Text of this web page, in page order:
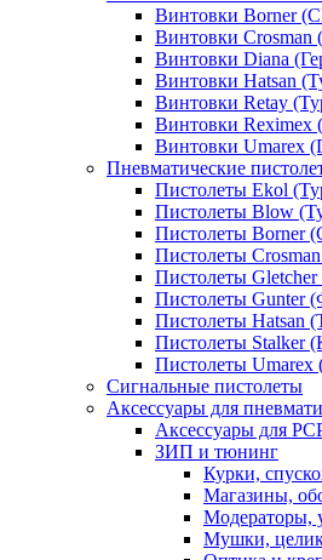
Винтовки Borner
Винтовки
Винтовки Diana
Винтовки Hatsan
Винтовки Retay
Винтовки Reximex
Винтовки Umarex
Пневматические
Пистолеты Ekol
Пистолеты Blow
Пистолеты
Пистолеты
Пистолеты
Пистолеты Gunter
Пистолеты Hatsan
Пистолеты Stalker
Пистолеты Umarex
Сигнальные пистолеты
Аксессуары для
Аксессуары для
ЗИП и тюнинг
Курки,
Магазины,
Модераторы,
Мушки,